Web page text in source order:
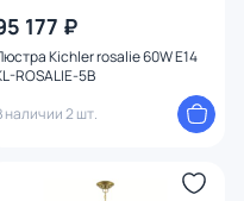
177 ₽
Kichler rosalie 60W E14
ROSALIE-5B
наличии 2 шт.